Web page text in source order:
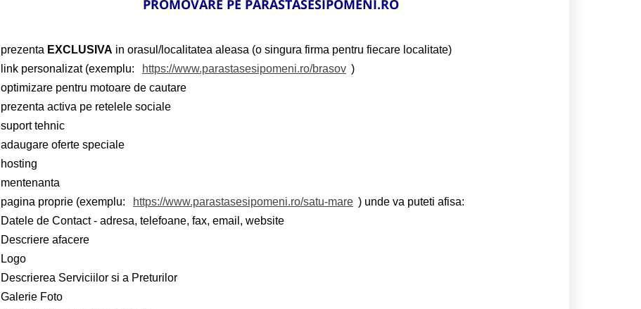
PROMOVARE PE PARASTASESIPOMENI.RO
prezenta EXCLUSIVA in orasul/localitatea aleasa (o singura firma pentru fiecare localitate)
link personalizat (exemplu:
https://www.parastasesipomeni.ro/brasov )
optimizare pentru motoare de cautare
prezenta activa pe retelele sociale
suport tehnic
adaugare oferte speciale
hosting
mentenanta
pagina proprie (exemplu:
https://www.parastasesipomeni.ro/satu-mare ) unde va puteti afisa:
Datele de Contact - adresa, telefoane, fax, email, website
Descriere afacere
Logo
Descrierea Serviciilor si a Preturilor
Galerie Foto